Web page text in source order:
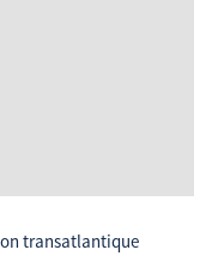
transatlantique